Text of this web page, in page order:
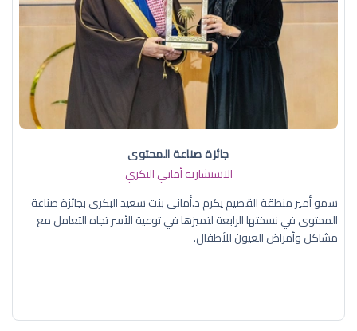
جائزة صناعة المحتوى
الاستشارية أماني البكري
سمو أمير منطقة القصيم يكرم د.أماني بنت سعيد البكري بجائزة صناعة
المحتوى في نسختها الرابعة لتميزها في توعية الأسر تجاه التعامل مع
مشاكل وأمراض العيون للأطفال.